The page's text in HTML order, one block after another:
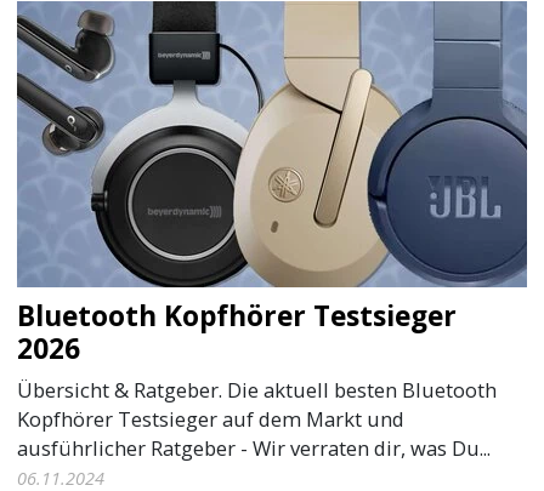
Bluetooth Kopfhörer Testsieger
2026
Übersicht & Ratgeber. Die aktuell besten Bluetooth
Kopfhörer Testsieger auf dem Markt und
ausführlicher Ratgeber - Wir verraten dir, was Du...
06.11.2024